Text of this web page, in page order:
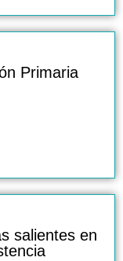
Primaria
salientes en